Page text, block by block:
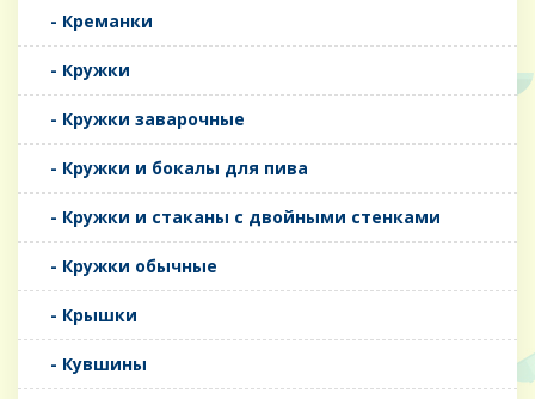
- Креманки
- Кружки
- Кружки заварочные
- Кружки и бокалы для пива
- Кружки и стаканы с двойными стенками
- Кружки обычные
- Крышки
- Кувшины